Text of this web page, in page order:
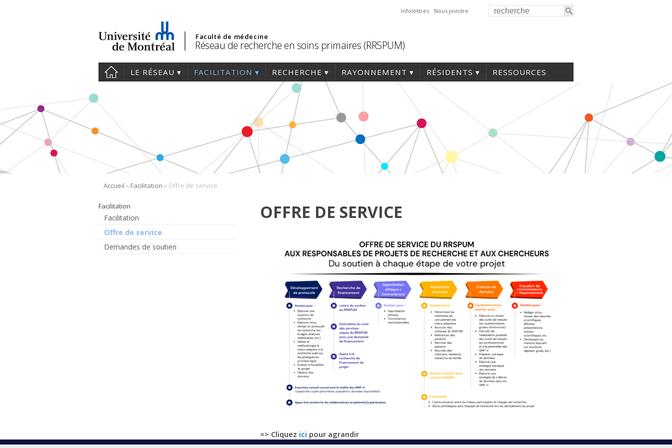
Infolettres Nous joindre
Faculté de médecine
Réseau de recherche en soins primaires (RRSPUM)
LE RÉSEAU FACILITATION RECHERCHE RAYONNEMENT RÉSIDENTS RESSOURCES
Accueil » Facilitation » Offre de service
Facilitation
Facilitation
Offre de service
Demandes de soutien
OFFRE DE SERVICE
=> Cliquez ici pour agrandir